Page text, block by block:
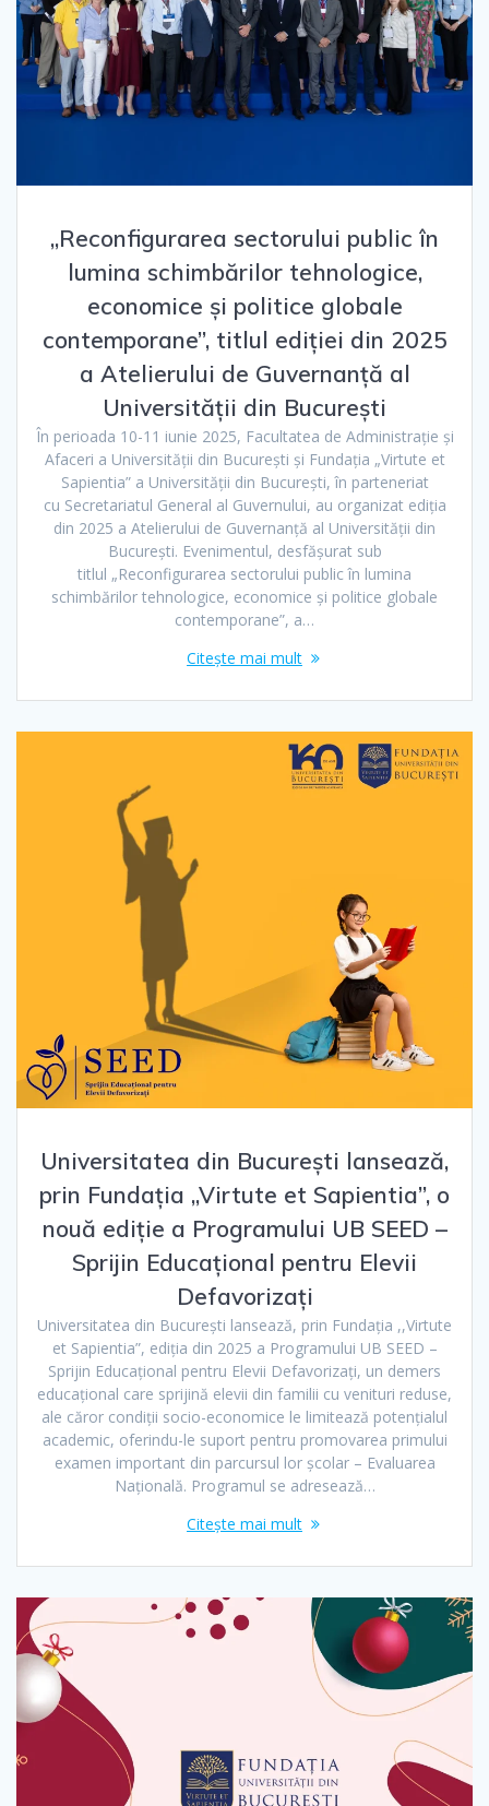
„Reconfigurarea sectorului public în
lumina schimbărilor tehnologice,
economice și politice globale
contemporane”, titlul ediției din 2025
a Atelierului de Guvernanță al
Universității din București
În perioada 10-11 iunie 2025, Facultatea de Administrație și
Afaceri a Universității din București și Fundația „Virtute et
Sapientia” a Universității din București, în parteneriat
cu Secretariatul General al Guvernului, au organizat ediția
din 2025 a Atelierului de Guvernanță al Universității din
București. Evenimentul, desfășurat sub
titlul „Reconfigurarea sectorului public în lumina
schimbărilor tehnologice, economice și politice globale
contemporane”, a…
Citește mai mult
Universitatea din București lansează,
prin Fundația ,,Virtute et Sapientia”, o
nouă ediție a Programului UB SEED –
Sprijin Educațional pentru Elevii
Defavorizați
Universitatea din București lansează, prin Fundația ,,Virtute
et Sapientia”, ediția din 2025 a Programului UB SEED –
Sprijin Educațional pentru Elevii Defavorizați, un demers
educațional care sprijină elevii din familii cu venituri reduse,
ale căror condiții socio-economice le limitează potențialul
academic, oferindu-le suport pentru promovarea primului
examen important din parcursul lor școlar – Evaluarea
Națională. Programul se adresează…
Citește mai mult